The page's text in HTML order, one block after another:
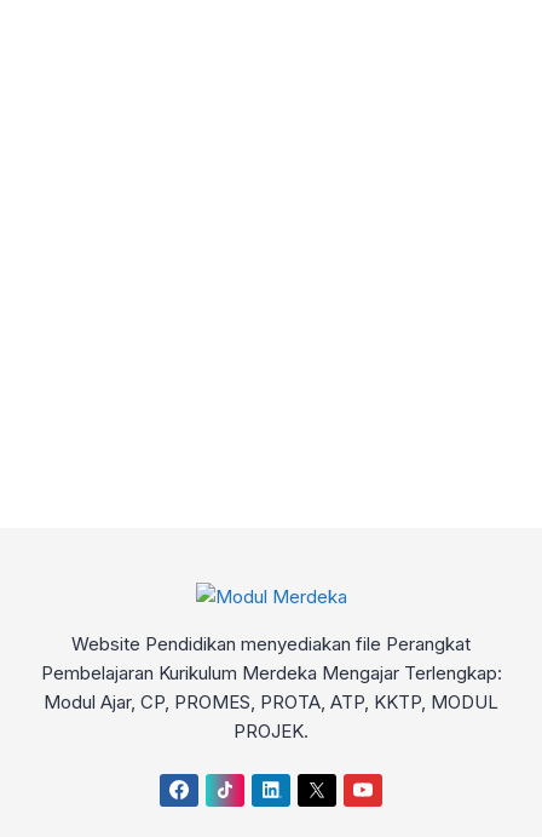
Website Pendidikan menyediakan file Perangkat
Pembelajaran Kurikulum Merdeka Mengajar Terlengkap:
Modul Ajar, CP, PROMES, PROTA, ATP, KKTP, MODUL
PROJEK.